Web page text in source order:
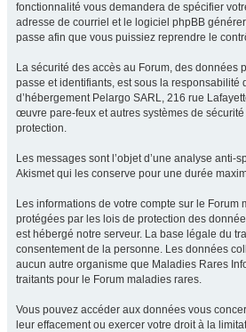
fonctionnalité vous demandera de spécifier
adresse de courriel et le logiciel phpBB
passe afin que vous puissiez reprendre le
La sécurité des accès au Forum, des données
passe et identifiants, est sous la responsabilité
d’hébergement Pelargo SARL, 216 rue
œuvre pare-feux et autres systèmes de
protection.
Les messages sont l’objet d’une analyse anti-
Akismet qui les conserve pour une durée
Les informations de votre compte sur le Forum
protégées par les lois de protection des
est hébergé notre serveur. La base légale du
consentement de la personne. Les données
aucun autre organisme que Maladies Rares
traitants pour le Forum maladies rares.
Vous pouvez accéder aux données vous
leur effacement ou exercer votre droit à la